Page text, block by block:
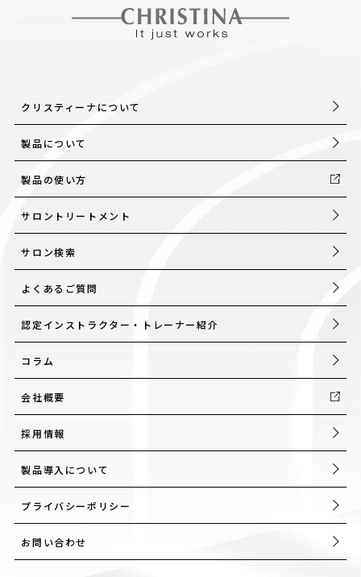
クリスティーナについて
製品について
製品の使い方
サロントリートメント
サロン検索
よくあるご質問
認定インストラクター・トレーナー紹介
コラム
会社概要
採用情報
製品導入について
プライバシーポリシー
お問い合わせ